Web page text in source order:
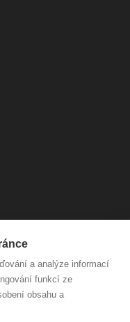
a analýze informací
funkcí ze
obsahu a